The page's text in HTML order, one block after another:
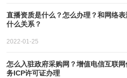
直播资质是什么？怎么办理？和网络
什么关系？
2022-01-25
怎么入驻政府采购网？增值电信互联
务ICP许可证办理